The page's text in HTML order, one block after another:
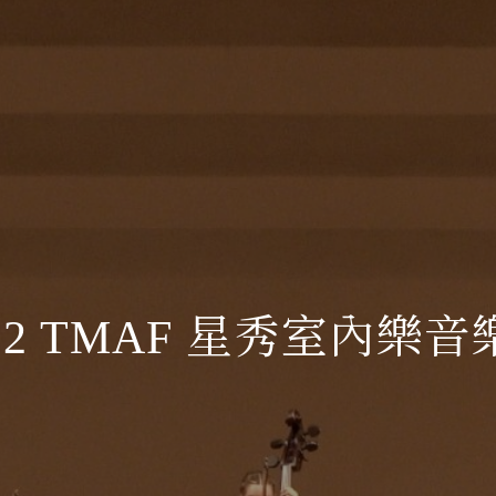
TMAF 星秀室內樂音